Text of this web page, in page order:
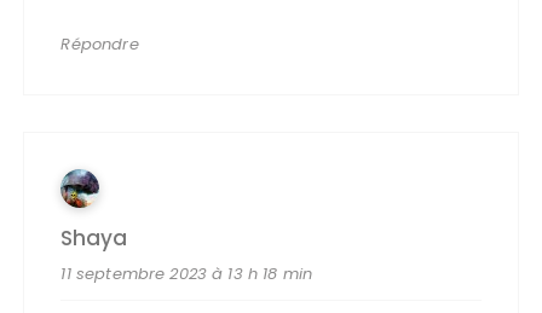
Répondre
Shaya
11 septembre 2023 à 13 h 18 min